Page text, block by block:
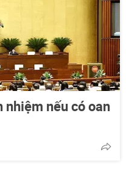
nếu có oan